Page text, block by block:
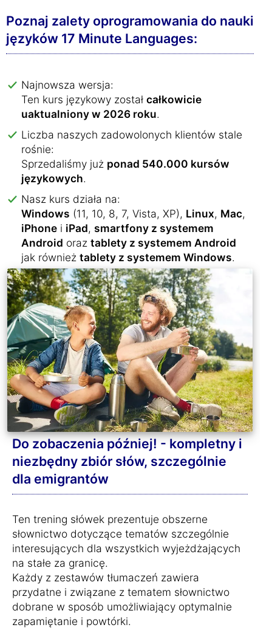
Poznaj zalety oprogramowania do nauki
języków 17 Minute Languages:
Najnowsza wersja:
Ten kurs językowy został całkowicie
uaktualniony w 2026 roku.
Liczba naszych zadowolonych klientów stale
rośnie:
Sprzedaliśmy już ponad 540.000 kursów
językowych.
Nasz kurs działa na:
Windows (11, 10, 8, 7, Vista, XP), Linux, Mac,
iPhone i iPad, smartfony z systemem
Android oraz tablety z systemem Android
jak również tablety z systemem Windows.
Do zobaczenia później! - kompletny i
niezbędny zbiór słów, szczególnie
dla emigrantów
Ten trening słówek prezentuje obszerne
słownictwo dotyczące tematów szczególnie
interesujących dla wszystkich wyjeżdżających
na stałe za granicę.
Każdy z zestawów tłumaczeń zawiera
przydatne i związane z tematem słownictwo
dobrane w sposób umożliwiający optymalnie
zapamiętanie i powtórki.